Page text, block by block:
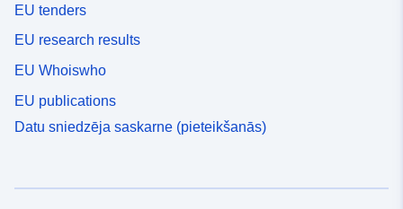
EU tenders
EU research results
EU Whoiswho
EU publications
Datu sniedzēja saskarne (pieteikšanās)